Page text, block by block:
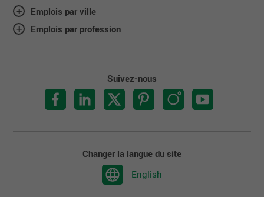
Emplois par ville
Emplois par profession
Suivez-nous
Changer la langue du site
English